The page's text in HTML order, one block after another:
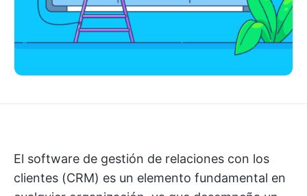
El software de gestión de relaciones con los
clientes (CRM) es un elemento fundamental en